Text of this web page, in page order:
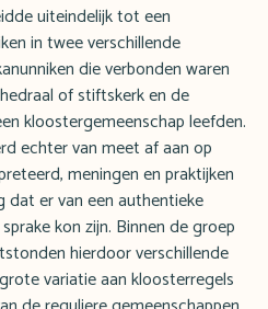
uiteindelijk tot een
in twee verschillende
die verbonden waren
of stiftskerk en de
kloostergemeenschap leefden.
echter van meet af aan op
meningen en praktijken
dat er van een authentieke
kon zijn. Binnen de groep
hierdoor verschillende
variatie aan kloosterregels